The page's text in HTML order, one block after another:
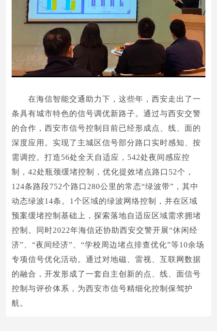
在海信智能交通助力下，这些年，西安走出了一
条具有城市特色的信号调优新路子。通过与西安交警
的合作，西安市信号控制目前已经形成点、线、面的
深度应用。实现了主城区信号部分路口实时感知、按
需调控。打造56处全天自适应，542处夜间感应控
制，42处瓶颈缓堵控制，优化提效堵点路口52个，
124条路段752个路口280公里的常态“绿波带”，其中
动态绿波14条。1个区域的绿波网络控制，并在区域
预案缓堵控制基础上，探索落地自适应区域需求拥堵
控制。同时2022年海信还协助西安交警开展“休闲经
济”、“夜间经济”、“学校周边堵点排查优化”等10余场
专项信号优化活动。通过对地磁、雷视、互联网数据
的融合，开发形成了一套自主创新的点、线、面信号
控制与评价体系，为西安市信号精细化控制保驾护
航。